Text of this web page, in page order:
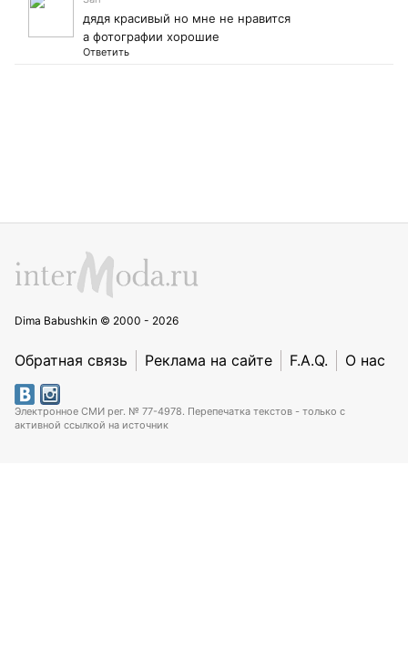
дядя красивый но мне не нравится
а фотографии хорошие
Ответить
Dima Babushkin © 2000 - 2026
Обратная связь Реклама на сайте F.A.Q. О нас
Электронное СМИ рег. № 77-4978. Перепечатка текстов - только с
активной ссылкой на источник